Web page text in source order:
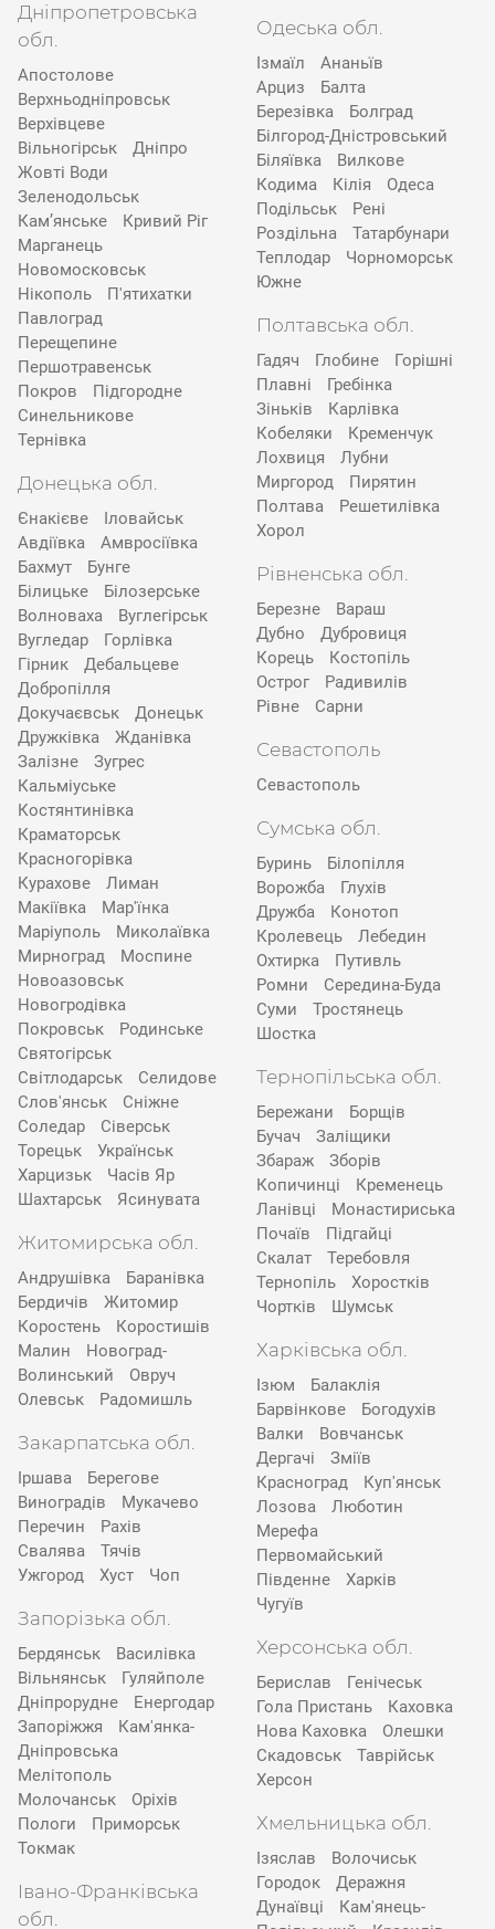
Дніпропетровська
обл.
Апостолове
Верхньодніпровськ
Верхівцеве
Вільногірськ
Дніпро
Жовті Води
Зеленодольськ
Кам’янське
Кривий Ріг
Марганець
Новомосковськ
Нікополь
П'ятихатки
Павлоград
Перещепине
Першотравенськ
Покров
Підгородне
Синельникове
Тернівка
Донецька обл.
Єнакієве
Іловайськ
Авдіївка
Амвросіївка
Бахмут
Бунге
Білицьке
Білозерське
Волноваха
Вуглегірськ
Вугледар
Горлівка
Гірник
Дебальцеве
Добропілля
Докучаєвськ
Донецьк
Дружківка
Жданівка
Залізне
Зугрес
Кальміуське
Костянтинівка
Краматорськ
Красногорівка
Курахове
Лиман
Макіївка
Мар'їнка
Маріуполь
Миколаївка
Мирноград
Моспине
Новоазовськ
Новогродівка
Покровськ
Родинське
Святогірськ
Світлодарськ
Селидове
Слов'янськ
Сніжне
Соледар
Сіверськ
Торецьк
Українськ
Харцизьк
Часів Яр
Шахтарськ
Ясинувата
Житомирська обл.
Андрушівка
Баранівка
Бердичів
Житомир
Коростень
Коростишів
Малин
Новоград-
Волинський
Овруч
Олевськ
Радомишль
Закарпатська обл.
Іршава
Берегове
Виноградів
Мукачево
Перечин
Рахів
Свалява
Тячів
Ужгород
Хуст Чоп
Запорізька обл.
Бердянськ
Василівка
Вільнянськ
Гуляйполе
Дніпрорудне
Енергодар
Запоріжжя
Кам'янка-
Дніпровська
Мелітополь
Молочанськ
Оріхів
Пологи
Приморськ
Токмак
Івано-Франківська
обл.
Одеська обл.
Ізмаїл
Ананьїв
Арциз
Балта
Березівка
Болград
Білгород-Дністровський
Біляївка
Вилкове
Кодима
Кілія
Одеса
Подільськ
Рені
Роздільна
Татарбунари
Теплодар
Чорноморськ
Южне
Полтавська обл.
Гадяч Глобине
Горішні
Плавні
Гребінка
Зіньків
Карлівка
Кобеляки
Кременчук
Лохвиця
Лубни
Миргород
Пирятин
Полтава
Решетилівка
Хорол
Рівненська обл.
Березне
Вараш
Дубно
Дубровиця
Корець
Костопіль
Острог
Радивилів
Рівне
Сарни
Севастополь
Севастополь
Сумська обл.
Буринь
Білопілля
Ворожба
Глухів
Дружба
Конотоп
Кролевець
Лебедин
Охтирка
Путивль
Ромни
Середина-Буда
Суми
Тростянець
Шостка
Тернопільська обл.
Бережани
Борщів
Бучач
Заліщики
Збараж
Зборів
Копичинці
Кременець
Ланівці
Монастириська
Почаїв
Підгайці
Скалат
Теребовля
Тернопіль
Хоростків
Чортків
Шумськ
Харківська обл.
Ізюм
Балаклія
Барвінкове
Богодухів
Валки
Вовчанськ
Дергачі
Зміїв
Красноград
Куп'янськ
Лозова
Люботин
Мерефа
Первомайський
Південне
Харків
Чугуїв
Херсонська обл.
Берислав
Генічеськ
Гола Пристань
Каховка
Нова Каховка
Олешки
Скадовськ
Таврійськ
Херсон
Хмельницька обл.
Ізяслав
Волочиськ
Городок
Деражня
Дунаївці
Кам'янець-